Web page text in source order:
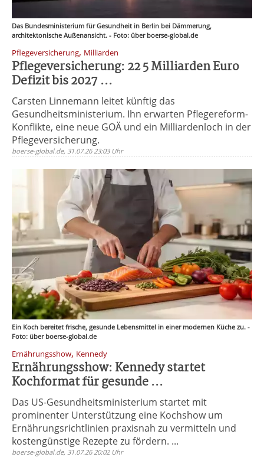
Das Bundesministerium für Gesundheit in Berlin bei Dämmerung,
architektonische Außenansicht. - Foto: über boerse-global.de
Pflegeversicherung, Milliarden
Pflegeversicherung: 22 5 Milliarden Euro
Defizit bis 2027 ...
Carsten Linnemann leitet künftig das
Gesundheitsministerium. Ihn erwarten Pflegereform-
Konflikte, eine neue GOÄ und ein Milliardenloch in der
Pflegeversicherung.
boerse-global.de, 31.07.26 23:03 Uhr
Ein Koch bereitet frische, gesunde Lebensmittel in einer modernen Küche zu. -
Foto: über boerse-global.de
Ernährungsshow, Kennedy
Ernährungsshow: Kennedy startet
Kochformat für gesunde ...
Das US-Gesundheitsministerium startet mit
prominenter Unterstützung eine Kochshow um
Ernährungsrichtlinien praxisnah zu vermitteln und
kostengünstige Rezepte zu fördern. ...
boerse-global.de, 31.07.26 20:02 Uhr